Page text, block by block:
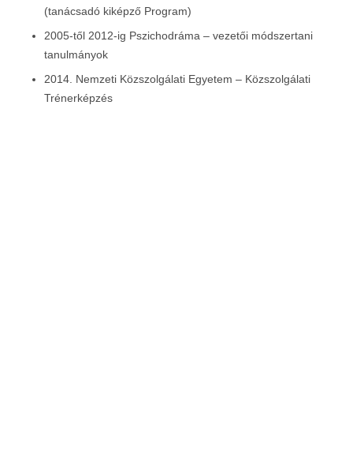
(tanácsadó kiképző Program)
2005-től 2012-ig Pszichodráma – vezetői módszertani
tanulmányok
2014. Nemzeti Közszolgálati Egyetem – Közszolgálati
Trénerképzés